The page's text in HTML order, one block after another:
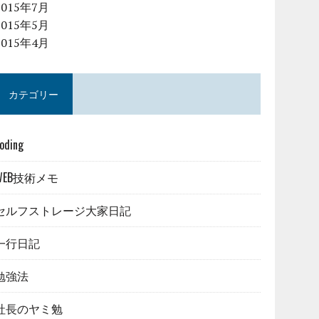
年7月
年5月
年4月
カテゴリー
技術メモ
ルフストレージ大家日記
行日記
強法
長のヤミ勉